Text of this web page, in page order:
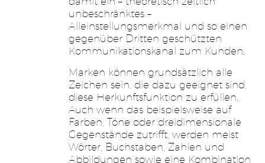
unbeschränktes –
Alleinstellungsmerkmal und so einen
gegenüber Dritten geschützten
Kommunikationskanal zum Kunden.
Marken können grundsätzlich alle
Zeichen sein, die dazu geeignet sind,
diese Herkunftsfunktion zu erfüllen.
Auch wenn das beispielsweise auf
Farben, Töne oder dreidimensionale
Gegenstände zutrifft, werden meist
Wörter, Buchstaben, Zahlen und
Abbildungen sowie eine Kombination